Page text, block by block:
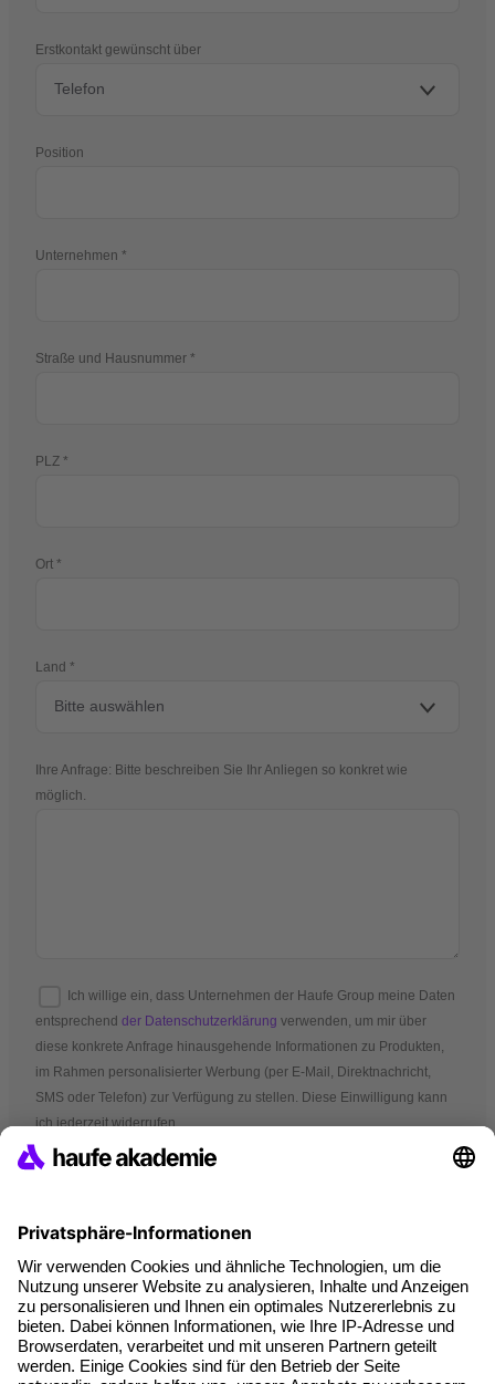
Erstkontakt gewünscht über
Position
Unternehmen
Straße und Hausnummer
PLZ
Ort
Land
Ihre Anfrage: Bitte beschreiben Sie Ihr Anliegen so konkret wie
möglich.
Ich willige ein, dass Unternehmen der Haufe Group meine Daten
entsprechend der Datenschutzerklärung verwenden, um mir über
diese konkrete Anfrage hinausgehende Informationen zu Produkten,
im Rahmen personalisierter Werbung (per E-Mail, Direktnachricht,
SMS oder Telefon) zur Verfügung zu stellen. Diese Einwilligung kann
ich jederzeit widerrufen.
*Pflichtfelder
AGB